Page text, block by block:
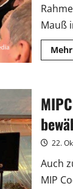
Mauß
22.
Auch
MIP